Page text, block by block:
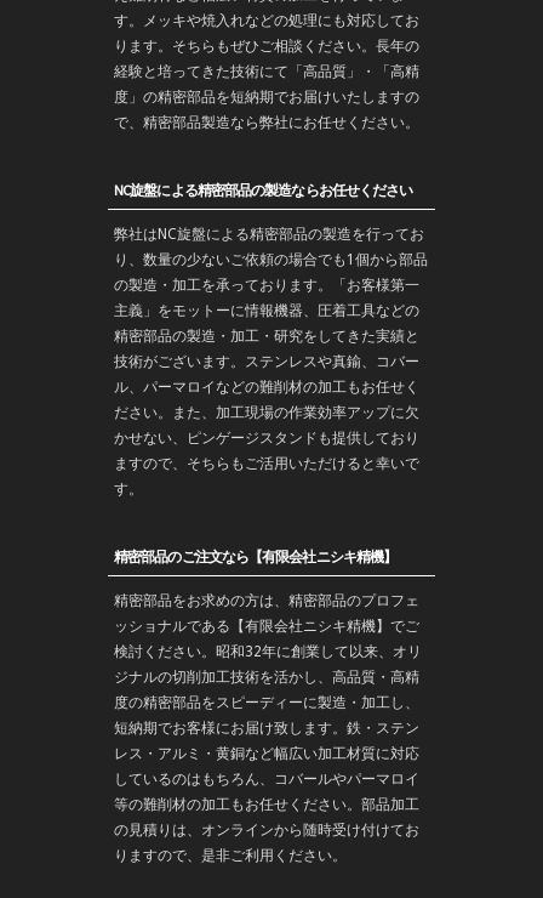
す。メッキや焼入れなどの処理にも対応してお
ります。そちらもぜひご相談ください。長年の
経験と培ってきた技術にて「高品質」・「高精
度」の精密部品を短納期でお届けいたしますの
で、精密部品製造なら弊社にお任せください。
NC旋盤による精密部品の製造ならお任せください
弊社はNC旋盤による精密部品の製造を行ってお
り、数量の少ないご依頼の場合でも1個から部品
の製造・加工を承っております。「お客様第一
主義」をモットーに情報機器、圧着工具などの
精密部品の製造・ 加工 ・ 研究をしてきた実績と
技術がございます。 ステンレスや真鍮、コバー
ル、パーマロイなどの難削材の加工もお任せく
ださい。また、加工現場の作業効率アップに欠
かせない、ピンゲージスタンドも提供しており
ますので、そちらもご活用いただけると幸いで
す。
精密部品のご注文なら【有限会社ニシキ精機】
精密部品をお求めの方は、精密部品のプロフェ
ッショナルである【有限会社ニシキ精機】でご
検討ください。昭和32年に創業して以来、オリ
ジナルの切削加工技術を活かし、高品質・高精
度の精密部品をスピーディーに製造・加工し、
短納期でお客様にお届け致します。鉄・ステン
レス・アルミ・黄銅など幅広い加工材質に対応
しているのはもちろん、コバールやパーマロイ
等の難削材の加工もお任せください。部品加工
の見積りは、オンラインから随時受け付けてお
りますので、是非ご利用ください。